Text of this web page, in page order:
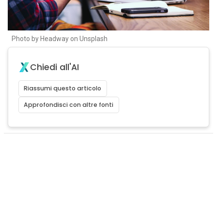
Photo by Headway on Unsplash
Chiedi all'AI
Riassumi questo articolo
Approfondisci con altre fonti